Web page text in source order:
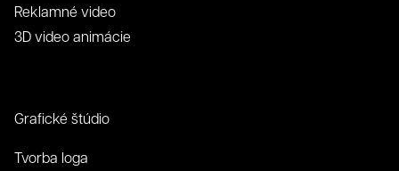
Reklamné video
3D video animácie
Grafické štúdio
Tvorba loga